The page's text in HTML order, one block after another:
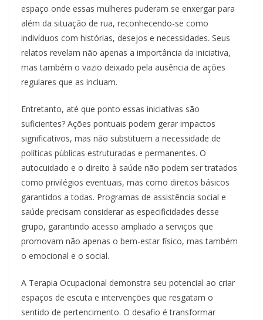
espaço onde essas mulheres puderam se enxergar para
além da situação de rua, reconhecendo-se como
indivíduos com histórias, desejos e necessidades. Seus
relatos revelam não apenas a importância da iniciativa,
mas também o vazio deixado pela ausência de ações
regulares que as incluam.
Entretanto, até que ponto essas iniciativas são
suficientes? Ações pontuais podem gerar impactos
significativos, mas não substituem a necessidade de
políticas públicas estruturadas e permanentes. O
autocuidado e o direito à saúde não podem ser tratados
como privilégios eventuais, mas como direitos básicos
garantidos a todas. Programas de assistência social e
saúde precisam considerar as especificidades desse
grupo, garantindo acesso ampliado a serviços que
promovam não apenas o bem-estar físico, mas também
o emocional e o social.
A Terapia Ocupacional demonstra seu potencial ao criar
espaços de escuta e intervenções que resgatam o
sentido de pertencimento. O desafio é transformar